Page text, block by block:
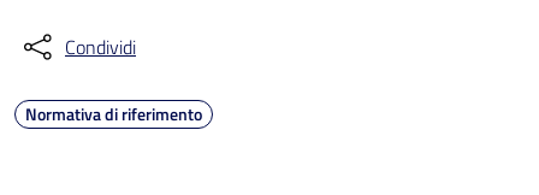
Condividi
Normativa di riferimento